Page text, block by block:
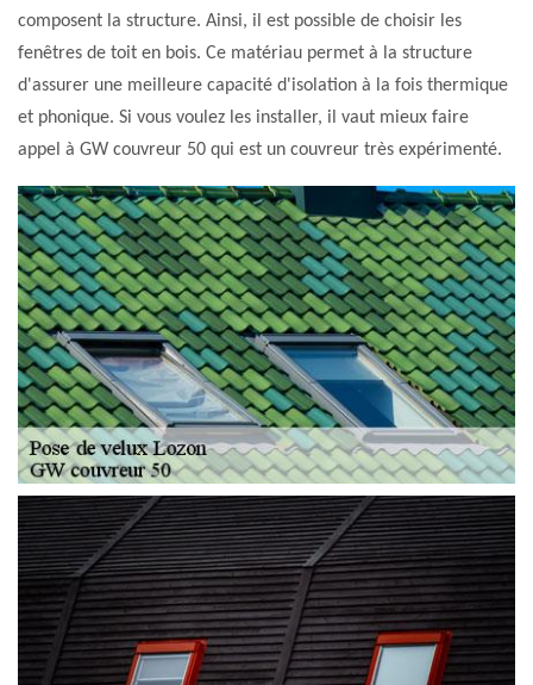
composent la structure. Ainsi, il est possible de choisir les
fenêtres de toit en bois. Ce matériau permet à la structure
d'assurer une meilleure capacité d'isolation à la fois thermique
et phonique. Si vous voulez les installer, il vaut mieux faire
appel à GW couvreur 50 qui est un couvreur très expérimenté.